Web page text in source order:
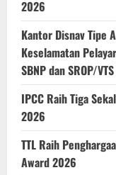
2026
Kantor Disnav Tipe
Keselamatan
SBNP dan SROP/
IPCC Raih Tiga
2026
TTL Raih
Award 2026